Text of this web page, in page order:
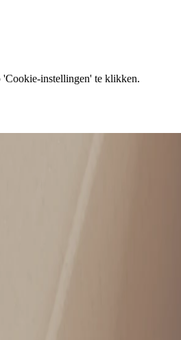
'Cookie-instellingen' te klikken.